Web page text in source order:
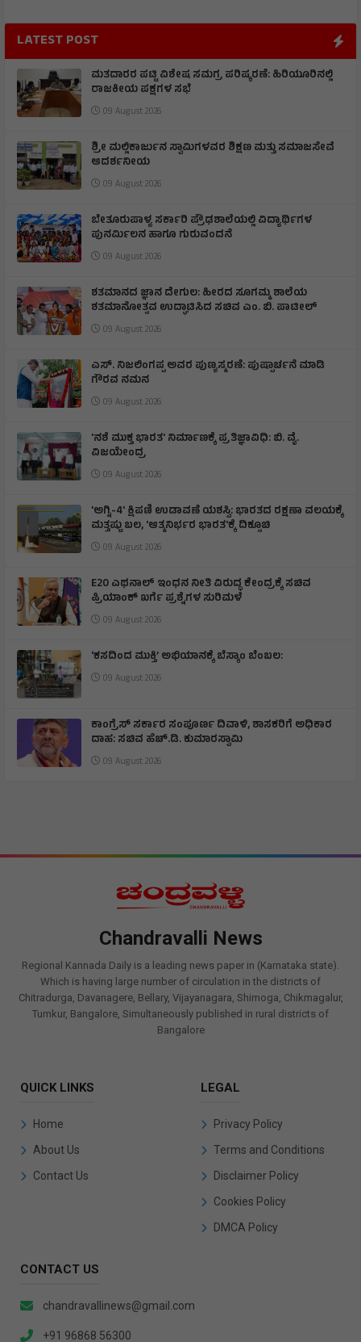
LATEST POST
ಮತದಾರರ ಪಟ್ಟಿ ವಿಶೇಷ ಸಮಗ್ರ ಪರಿಷ್ಕರಣೆ: ಹಿರಿಯೂರಿನಲ್ಲಿ
ರಾಜಕೀಯ ಪಕ್ಷಗಳ ಸಭೆ
09 August 2026
ಶ್ರೀ ಮಲ್ಲಿಕಾರ್ಜುನ ಸ್ವಾಮಿಗಳವರ ಶಿಕ್ಷಣ ಮತ್ತು ಸಮಾಜಸೇವೆ
ಆದರ್ಶನೀಯ
09 August 2026
ಬೇತೂರುಪಾಳ್ಯ ಸರ್ಕಾರಿ ಪ್ರೌಢಶಾಲೆಯಲ್ಲಿ ವಿದ್ಯಾರ್ಥಿಗಳ
ಪುನರ್ಮಿಲನ ಹಾಗೂ ಗುರುವಂದನೆ
09 August 2026
ಶತಮಾನದ ಜ್ಞಾನ ದೇಗುಲ: ಹೀರದ ಸೂಗಮ್ಮ ಶಾಲೆಯ
ಶತಮಾನೋತ್ಸವ ಉದ್ಘಾಟಿಸಿದ ಸಚಿವ ಎಂ. ಬಿ. ಪಾಟೀಲ್
09 August 2026
ಎಸ್. ನಿಜಲಿಂಗಪ್ಪ ಅವರ ಪುಣ್ಯಸ್ಮರಣೆ: ಪುಷ್ಪಾರ್ಚನೆ ಮಾಡಿ
ಗೌರವ ನಮನ​
09 August 2026
'ನಶೆ ಮುಕ್ತ ಭಾರತ' ನಿರ್ಮಾಣಕ್ಕೆ ಪ್ರತಿಜ್ಞಾವಿಧಿ: ಬಿ. ವೈ.
ವಿಜಯೇಂದ್ರ
09 August 2026
'ಅಗ್ನಿ-4' ಕ್ಷಿಪಣಿ ಉಡಾವಣೆ ಯಶಸ್ವಿ: ಭಾರತದ ರಕ್ಷಣಾ ವಲಯಕ್ಕೆ
ಮತ್ತಷ್ಟು ಬಲ, 'ಆತ್ಮನಿರ್ಭರ ಭಾರತ'ಕ್ಕೆ ದಿಕ್ಸೂಚಿ
09 August 2026
E20 ಎಥನಾಲ್ ಇಂಧನ ನೀತಿ ವಿರುದ್ಧ ಕೇಂದ್ರಕ್ಕೆ ಸಚಿವ
ಪ್ರಿಯಾಂಕ್ ಖರ್ಗೆ ಪ್ರಶ್ನೆಗಳ ಸುರಿಮಳೆ
09 August 2026
‘ಕಸದಿಂದ ಮುಕ್ತಿ’ ಅಭಿಯಾನಕ್ಕೆ ಬೆಸ್ಕಾಂ ಬೆಂಬಲ:
09 August 2026
ಕಾಂಗ್ರೆಸ್ ಸರ್ಕಾರ ಸಂಪೂರ್ಣ ದಿವಾಳಿ, ಶಾಸಕರಿಗೆ ಅಧಿಕಾರ
ದಾಹ: ಸಚಿವ ಹೆಚ್.ಡಿ. ಕುಮಾರಸ್ವಾಮಿ
09 August 2026
Chandravalli News
Regional Kannada Daily is a leading news paper in (Karnataka state).
Which is having large number of circulation in the districts of
Chitradurga, Davanagere, Bellary, Vijayanagara, Shimoga, Chikmagalur,
Tumkur, Bangalore, Simultaneously published in rural districts of
Bangalore
QUICK LINKS
Home
About Us
Contact Us
LEGAL
Privacy Policy
Terms and Conditions
Disclaimer Policy
Cookies Policy
DMCA Policy
CONTACT US
chandravallinews@gmail.com
+91 96868 56300